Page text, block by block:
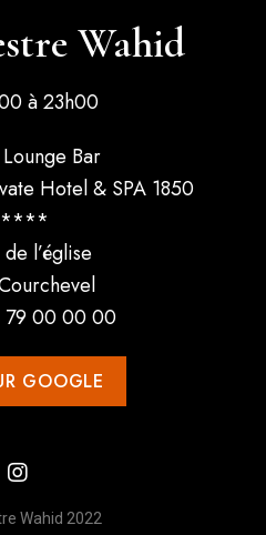
Wahid
à 23h00
Lounge Bar
Hotel & SPA 1850
l’église
79 00 00 00
GOOGLE
Wahid 2022